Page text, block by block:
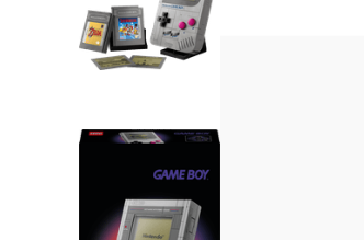
Figuras de Acción
Gadgets y Electrónicos
Lanzadores
Muñecas